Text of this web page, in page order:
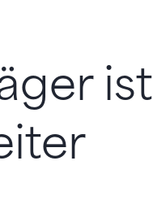
ist